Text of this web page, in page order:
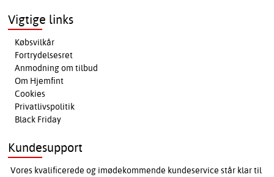
Vigtige links
Købsvilkår
Fortrydelsesret
Anmodning om tilbud
Om Hjemfint
Cookies
Privatlivspolitik
Black Friday
Kundesupport
Vores kvalificerede og imødekommende kundeservice står klar til